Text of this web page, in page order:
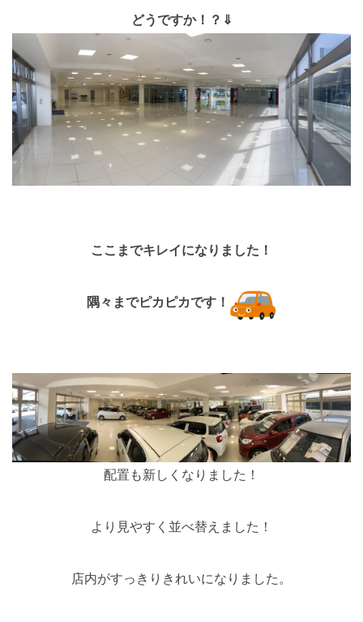
どうですか！？⇓
ここまでキレイになりました！
隅々までピカピカです！
配置も新しくなりました！
より見やすく並べ替えました！
店内がすっきりきれいになりました。